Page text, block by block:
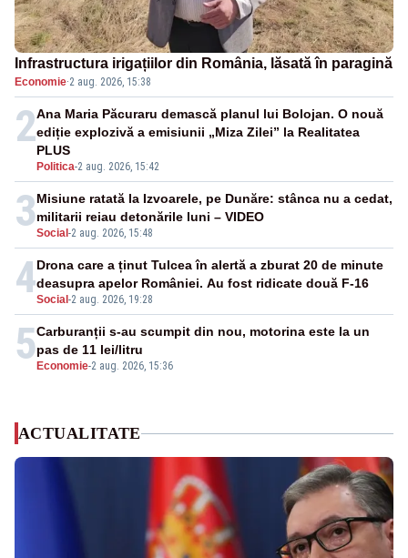
Infrastructura irigațiilor din România, lăsată în paragină
Economie·2 aug. 2026, 15:38
2
Politica-2 aug. 2026, 15:42
Ana Maria Păcuraru demască planul lui Bolojan. O nouă
ediție explozivă a emisiunii „Miza Zilei” la Realitatea
PLUS
3Social -2 aug. 2026, 15:48
Misiune ratată la Izvoarele, pe Dunăre: stânca nu a cedat,
militarii reiau detonările luni – VIDEO
4Social -2 aug. 2026, 19:28
Drona care a ținut Tulcea în alertă a zburat 20 de minute
deasupra apelor României. Au fost ridicate două F-16
5 Economie-2 aug. 2026, 15:36
Carburanții s-au scumpit din nou, motorina este la un
pas de 11 lei/litru
ACTUALITATE